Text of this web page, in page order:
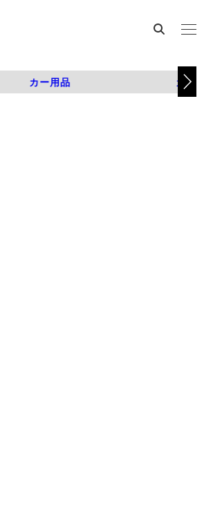
カー用品 カスタム